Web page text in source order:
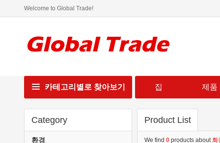
Welcome to Global Trade!
카테고리별로 찾아보기 집 제품
Category
환경
Product List
We find 0 products about화